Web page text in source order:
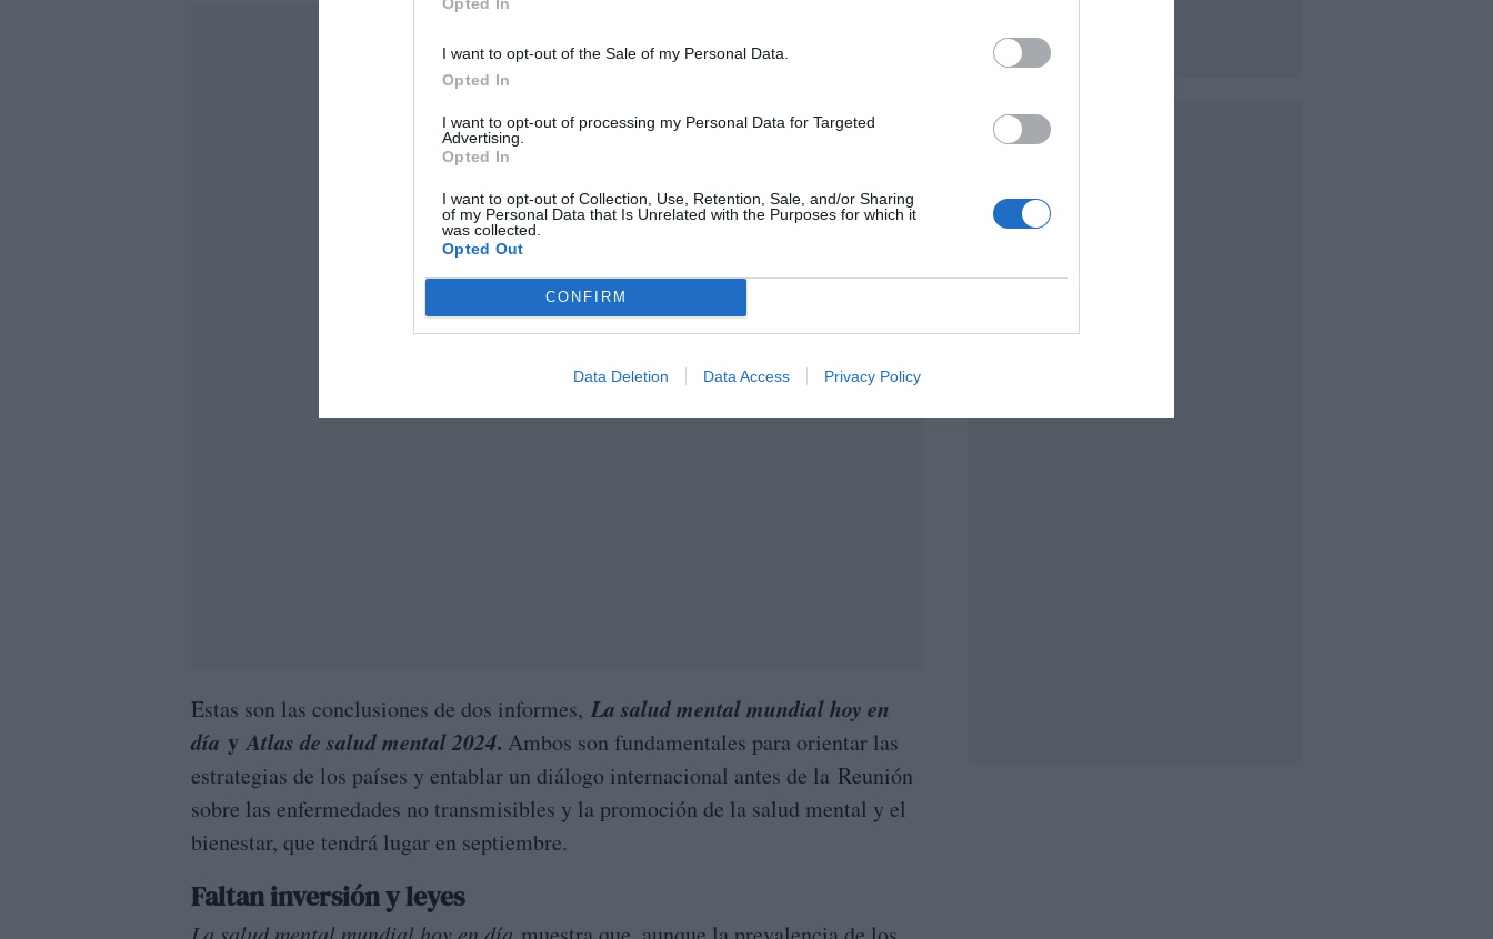
I want to opt-out of the Sale of my Personal Data.
Opted In
I want to opt-out of processing my Personal Data for Targeted
Advertising.
Opted In
I want to opt-out of Collection, Use, Retention, Sale, and/or Sharing
of my Personal Data that Is Unrelated with the Purposes for which it
was collected.
Opted Out
CONFIRM
Data Deletion Data Access Privacy Policy
Estas son las conclusiones de dos informes, La salud mental mundial hoy en
día yAtlas de salud mental 2024. Ambos son fundamentales para orientar las
estrategias de los países y entablar un diálogo internacional antes de la Reunión
sobre las enfermedades no transmisibles y la promoción de la salud mental y el
bienestar, que tendrá lugar en septiembre.
Faltan inversión y leyes